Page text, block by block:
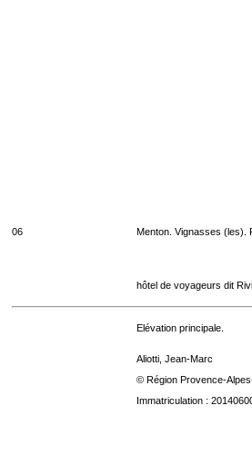
06 Menton. Vignasses (les).
hôtel de voyageurs dit
Elévation principale.
Aliotti, Jean-Marc
© Région Provence-
Immatriculation :